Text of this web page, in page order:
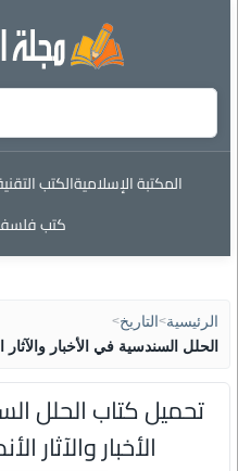
المكتبة الإسلاميةالكتب
كتب
الرئيسية> التاريخ>
الحلل السندسية في الأخبار والآثار
تحميل كتاب الحلل
الأخبار والآثار